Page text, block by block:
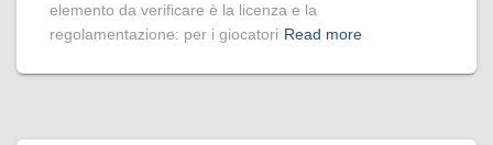
elemento da verificare è la licenza e la
regolamentazione: per i giocatori Read more